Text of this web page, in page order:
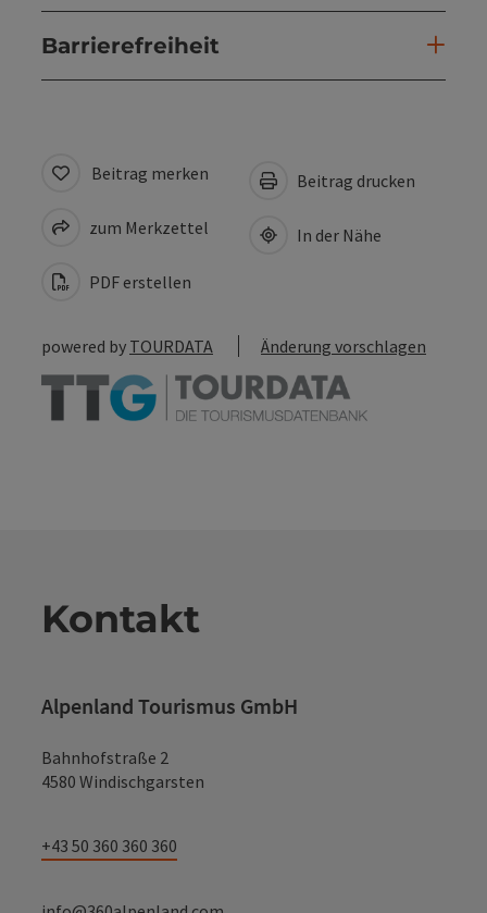
Barrierefreiheit
Beitrag merken
zum Merkzettel
PDF erstellen
Beitrag drucken
In der Nähe
powered by TOURDATA Änderung vorschlagen
Kontakt
Alpenland Tourismus GmbH
Bahnhofstraße 2
4580 Windischgarsten
+43 50 360 360 360